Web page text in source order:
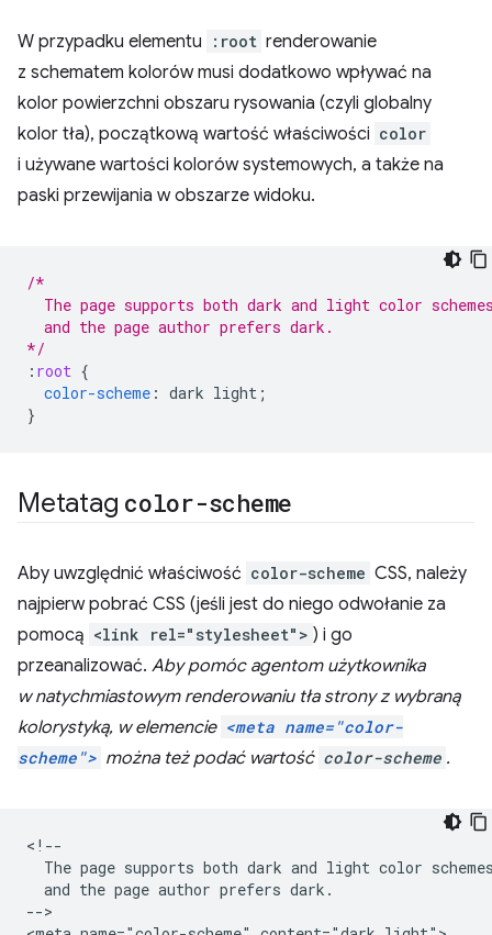
W przypadku elementu :root renderowanie
z schematem kolorów musi dodatkowo wpływać na
kolor powierzchni obszaru rysowania (czyli globalny
kolor tła), początkową wartość właściwości color
i używane wartości kolorów systemowych, a także na
paski przewijania w obszarze widoku.
/*
The page supports both dark and light color
  and the page author prefers dark.
*/
: root {
color-scheme : dark light ;
}
Metatag color-scheme
Aby uwzględnić właściwość color-scheme CSS, należy
najpierw pobrać CSS (jeśli jest do niego odwołanie za
pomocą <link rel="stylesheet"> ) i go
przeanalizować. Aby pomóc agentom użytkownika
w natychmiastowym renderowaniu tła strony z wybraną
kolorystyką, w elemencie <meta name="color-
scheme"> można też podać wartość color-scheme .
<!--
The page supports both dark and light color
  and the page author prefers dark.
-->